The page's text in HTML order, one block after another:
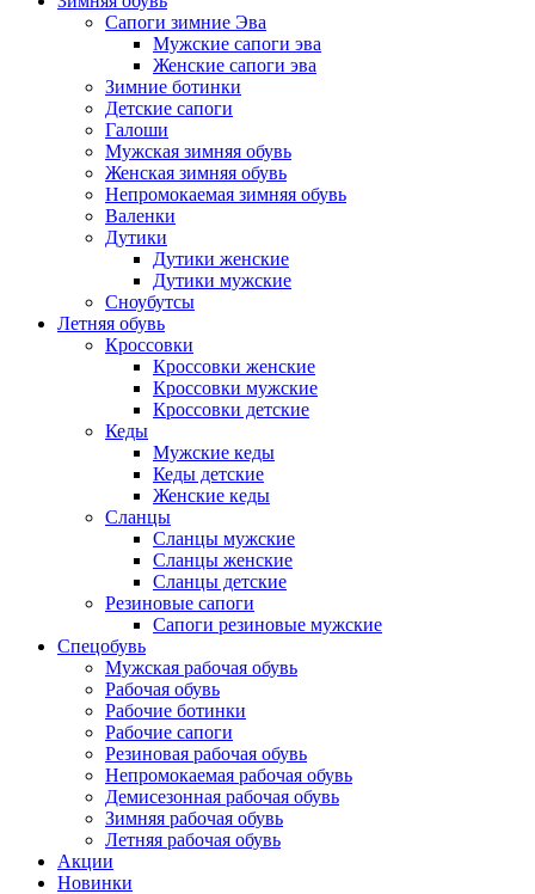
Сапоги зимние Эва
Мужские сапоги эва
Женские сапоги эва
Зимние ботинки
Детские сапоги
Галоши
Мужская зимняя обувь
Женская зимняя обувь
Непромокаемая зимняя обувь
Валенки
Дутики
Дутики женские
Дутики мужские
Сноубутсы
Летняя обувь
Кроссовки
Кроссовки женские
Кроссовки мужские
Кроссовки детские
Кеды
Мужские кеды
Кеды детские
Женские кеды
Сланцы
Сланцы мужские
Сланцы женские
Сланцы детские
Резиновые сапоги
Сапоги резиновые мужские
Спецобувь
Мужская рабочая обувь
Рабочая обувь
Рабочие ботинки
Рабочие сапоги
Резиновая рабочая обувь
Непромокаемая рабочая обувь
Демисезонная рабочая обувь
Зимняя рабочая обувь
Летняя рабочая обувь
Акции
Новинки